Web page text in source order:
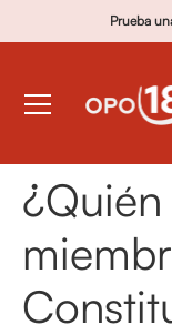
Prueba